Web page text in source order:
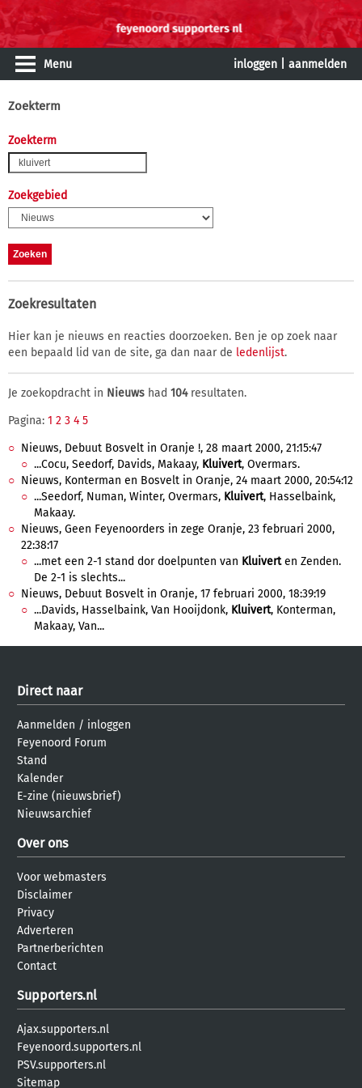
Menu inloggen aanmelden
Zoekterm
Zoekterm
Zoekgebied
Zoekresultaten
Hier kan je nieuws en reacties doorzoeken. Ben je op zoek naar
een bepaald lid van de site, ga dan naar de ledenlijst.
Je zoekopdracht in Nieuws had 104resultaten.
Pagina: 1 2 3 4 5
Nieuws, Debuut Bosvelt in Oranje !, 28 maart 2000, 21:15:47
...Cocu, Seedorf, Davids, Makaay, Kluivert, Overmars.
Nieuws, Konterman en Bosvelt in Oranje, 24 maart 2000, 20:54:12
...Seedorf, Numan, Winter, Overmars, Kluivert, Hasselbaink,
Makaay.
Nieuws, Geen Feyenoorders in zege Oranje, 23 februari 2000,
22:38:17
...met een 2-1 stand dor doelpunten van Kluiverten Zenden.
De 2-1 is slechts...
Nieuws, Debuut Bosvelt in Oranje, 17 februari 2000, 18:39:19
...Davids, Hasselbaink, Van Hooijdonk, Kluivert, Konterman,
Makaay, Van...
Direct naar
Aanmelden / inloggen
Feyenoord Forum
Stand
Kalender
E-zine (nieuwsbrief)
Nieuwsarchief
Over ons
Voor webmasters
Disclaimer
Privacy
Adverteren
Partnerberichten
Contact
Supporters.nl
Ajax.supporters.nl
Feyenoord.supporters.nl
PSV.supporters.nl
Sitemap